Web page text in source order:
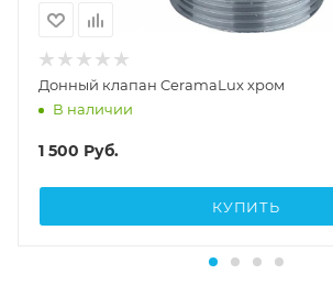
Донный клапан CeramaLux хром
В наличии
1 500 Руб.
КУПИТЬ